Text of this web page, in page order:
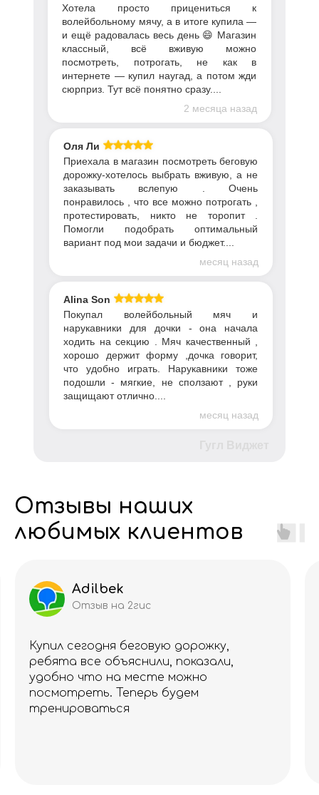
Хотела просто прицениться к
волейбольному мячу, а в итоге купила —
и ещё радовалась весь день 😄 Магазин
классный, всё вживую можно
посмотреть, потрогать, не как в
интернете — купил наугад, а потом жди
сюрприз. Тут всё понятно сразу....
2 месяца назад
Оля Ли
Приехала в магазин посмотреть беговую
дорожку-хотелось выбрать вживую, а не
заказывать вслепую . Очень
понравилось , что все можно потрогать ,
протестировать, никто не торопит .
Помогли подобрать оптимальный
вариант под мои задачи и бюджет....
месяц назад
Alina Son
Покупал волейбольный мяч и
нарукавники для дочки - она начала
ходить на секцию . Мяч качественный ,
хорошо держит форму ,дочка говорит,
что удобно играть. Нарукавники тоже
подошли - мягкие, не сползают , руки
защищают отлично....
месяц назад
Отзывы наших
любимых клиентов
Adilbek
Отзыв на 2гис
Купил сегодня беговую дорожку,
ребята все объяснили, показали,
удобно что на месте можно
посмотреть. Теперь будем
тренироваться